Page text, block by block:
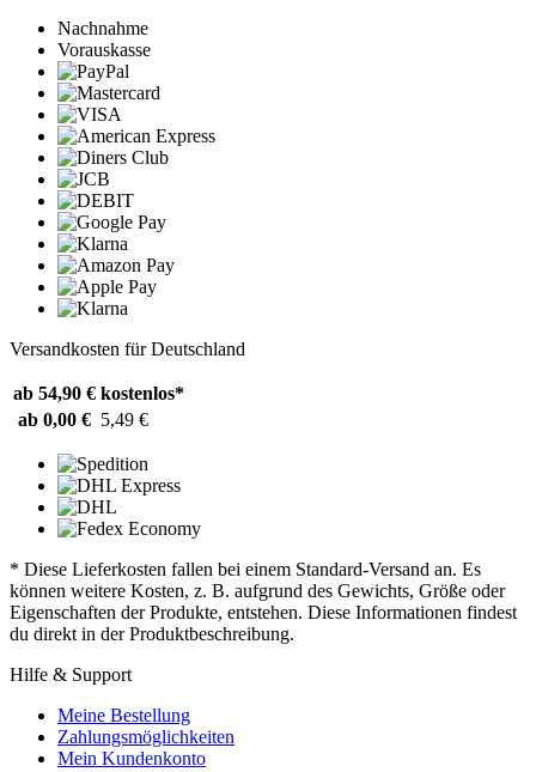
Nachnahme
Vorauskasse
Versandkosten für Deutschland
ab 54,90 € kostenlos*
ab 0,00 € 5,49 €
* Diese Lieferkosten fallen bei einem Standard-Versand an. Es
können weitere Kosten, z. B. aufgrund des Gewichts, Größe oder
Eigenschaften der Produkte, entstehen. Diese Informationen findest
du direkt in der Produktbeschreibung.
Hilfe & Support
Meine Bestellung
Zahlungsmöglichkeiten
Mein Kundenkonto